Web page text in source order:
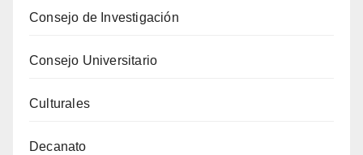
Consejo de Investigación
Consejo Universitario
Culturales
Decanato